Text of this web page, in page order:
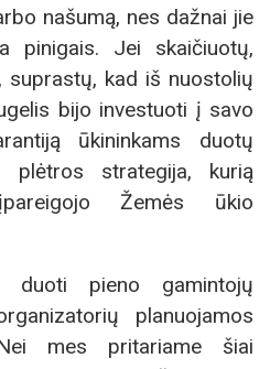
našumą, nes dažnai jie
pinigais. Jei skaičiuotų,
suprastų, kad iš nuostolių
bijo investuoti į savo
ūkininkams duotų
plėtros strategija, kurią
Žemės ūkio
duoti pieno gamintojų
planuojamos
mes pritariame šiai